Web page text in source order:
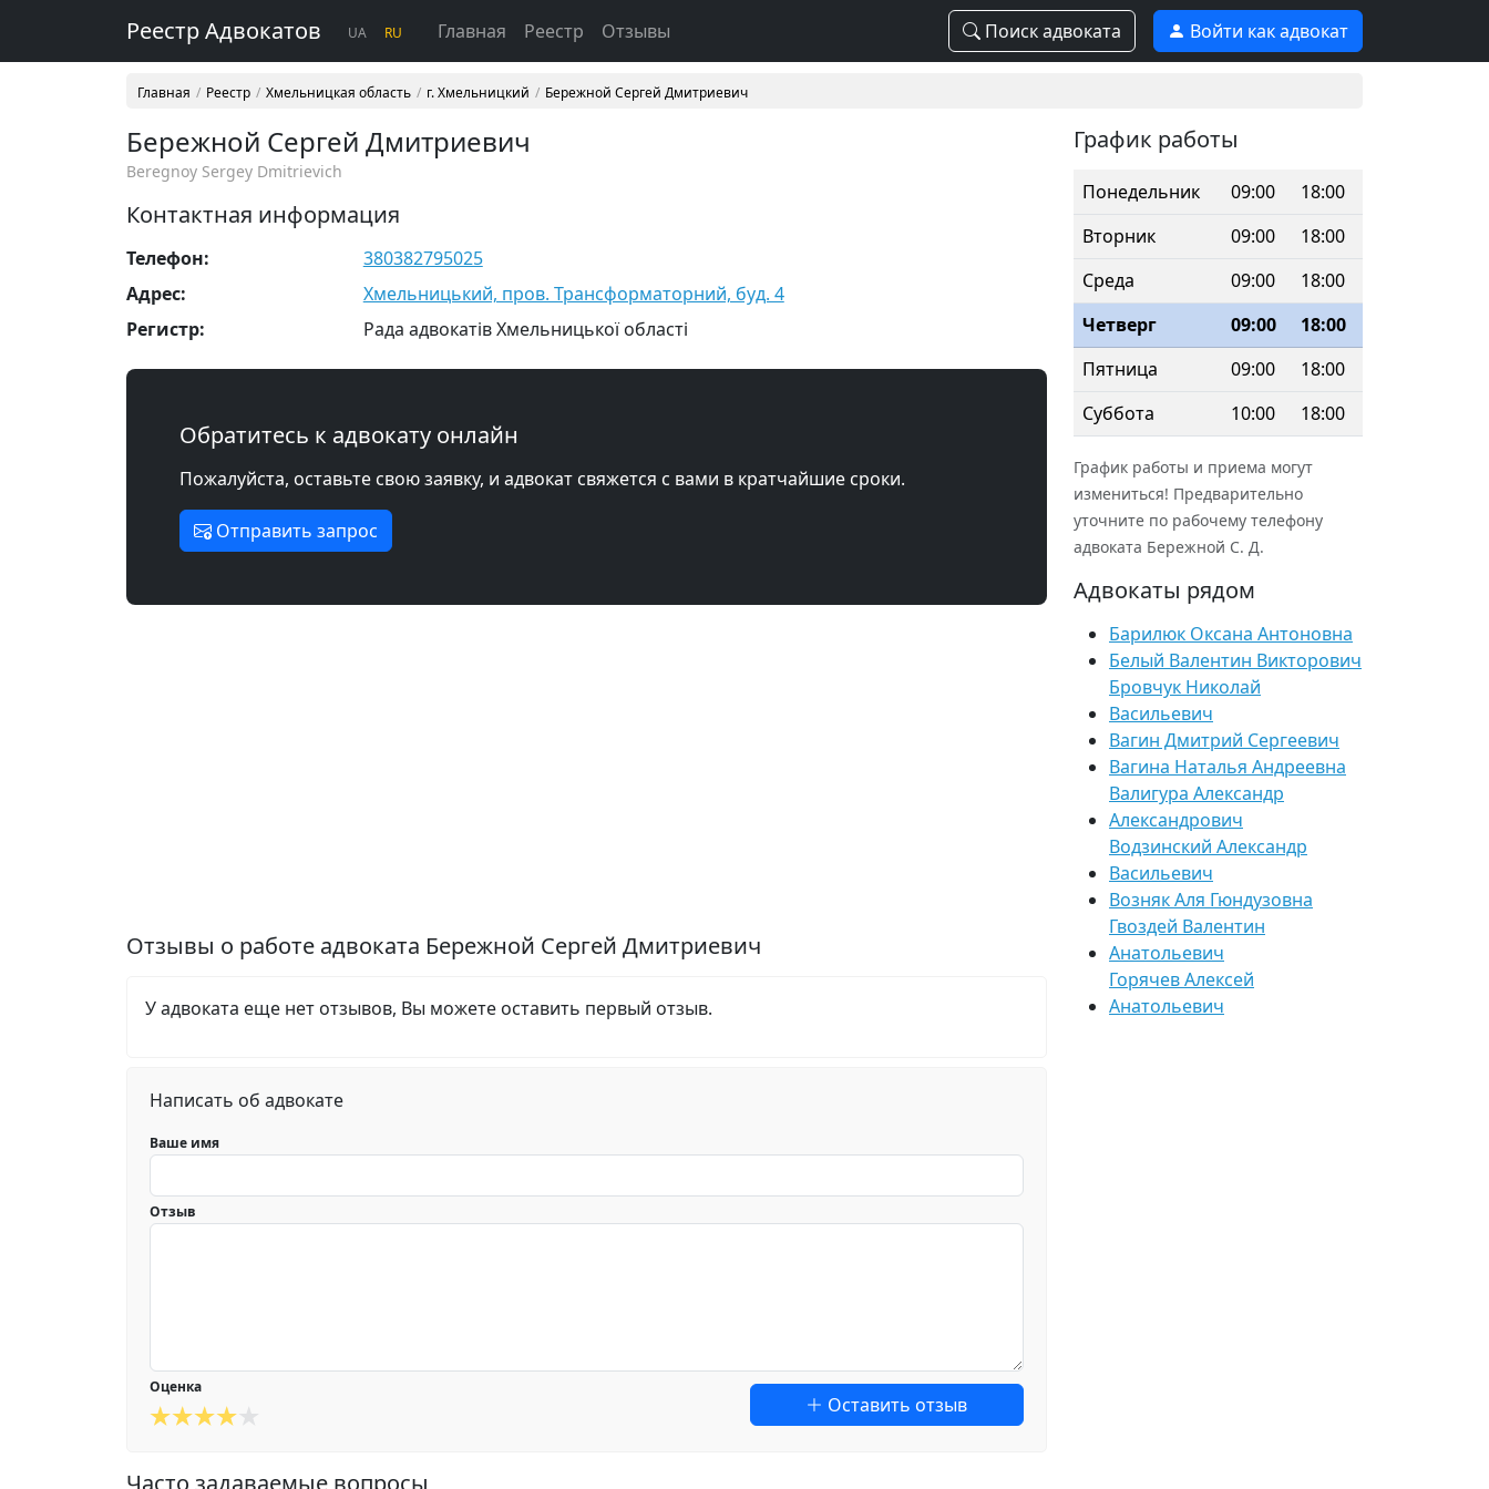
Реестр Адвокатов UA RU Главная Реестр Отзывы Поиск адвоката Войти как адвокат
Главная Реестр Хмельницкая область г. Хмельницкий Бережной Сергей Дмитриевич
Бережной Сергей Дмитриевич
Beregnoy Sergey Dmitrievich
Контактная информация
Телефон:
380382795025
Адрес:
Хмельницький, пров. Трансформаторний, буд. 4
Регистр:
Рада адвокатів Хмельницької області
Обратитесь к адвокату онлайн
Пожалуйста, оставьте свою заявку, и адвокат свяжется с вами в кратчайшие сроки.
Отправить запрос
Отзывы о работе адвоката Бережной Сергей Дмитриевич
У адвоката еще нет отзывов, Вы можете оставить первый отзыв.
Написать об адвокате
Ваше имя
Отзыв
Оценка
Оставить отзыв
Часто задаваемые вопросы
График работы
Понедельник 09:00
18:00
Вторник
09:00
18:00
Среда
09:00
18:00
Четверг
09:00
18:00
Пятница
09:00
18:00
Суббота
10:00 18:00
График работы и приема могут
измениться! Предварительно
уточните по рабочему телефону
адвоката Бережной С. Д.
Адвокаты рядом
Барилюк Оксана Антоновна
Белый Валентин Викторович
Бровчук Николай
Васильевич
Вагин Дмитрий Сергеевич
Вагина Наталья Андреевна
Валигура Александр
Александрович
Водзинский Александр
Васильевич
Возняк Аля Гюндузовна
Гвоздей Валентин
Анатольевич
Горячев Алексей
Анатольевич